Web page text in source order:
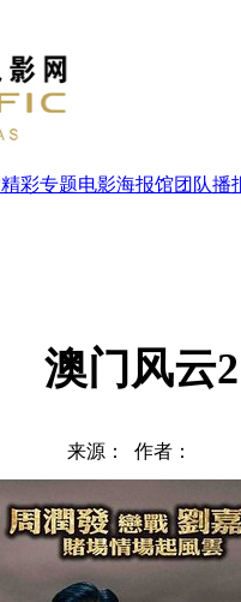
精彩专题电影海报馆团队播
澳门风云2
来源： 作者：